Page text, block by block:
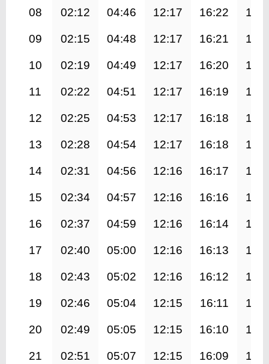
08 02:12 04:46 12:17 16:22
09 02:15 04:48 12:17 16:21
10 02:19 04:49 12:17 16:20
11 02:22 04:51 12:17 16:19
12 02:25 04:53 12:17 16:18
13 02:28 04:54 12:17 16:18
14 02:31 04:56 12:16 16:17
15 02:34 04:57 12:16 16:16
16 02:37 04:59 12:16 16:14
17 02:40 05:00 12:16 16:13
18 02:43 05:02 12:16 16:12
19 02:46 05:04 12:15 16:11
20 02:49 05:05 12:15 16:10
21 02:51 05:07 12:15 16:09